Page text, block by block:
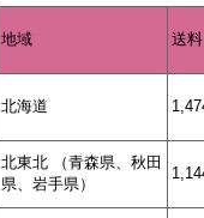
地域 送料
北海道
北東北 （青森県、秋田
県、岩手県）